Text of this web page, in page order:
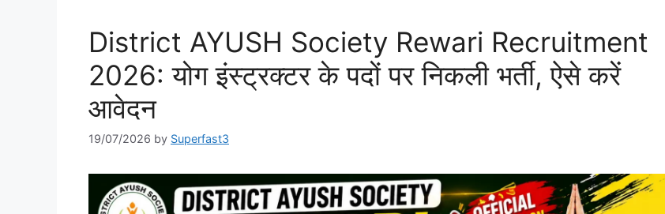
District AYUSH Society Rewari Recruitment
2026: योग इंस्ट्रक्टर के पदों पर निकली भर्ती, ऐसे करें
आवेदन
19/07/2026 by Superfast3